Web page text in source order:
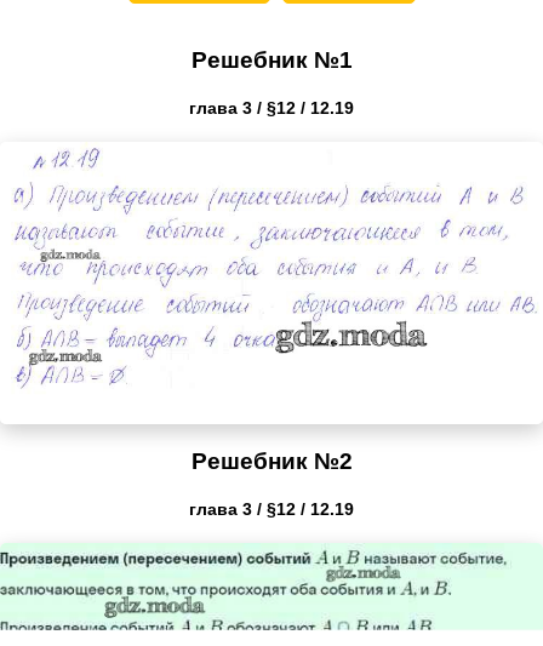
Решебник №1
глава 3 / §12 / 12.19
Решебник №2
глава 3 / §12 / 12.19